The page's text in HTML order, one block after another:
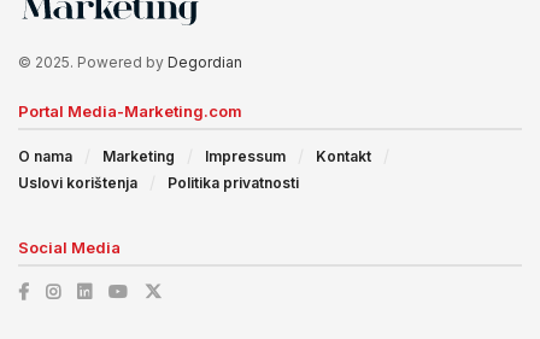
© 2025. Powered by Degordian
Portal Media-Marketing.com
O nama Marketing Impressum
Kontakt
Uslovi korištenja
Politika privatnosti
Social Media